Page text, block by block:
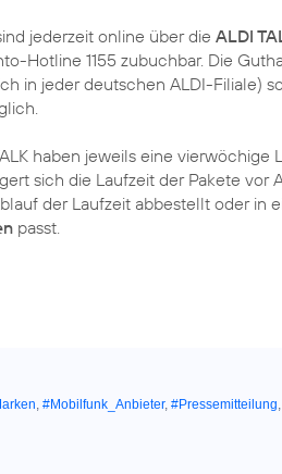
jederzeit online über die ALDI
Hotline 1155 zubuchbar. Die
in jeder deutschen ALDI-Filiale)
haben jeweils eine
sich die Laufzeit der Pakete
der Laufzeit abbestellt oder
passt.
, #Mobilfunk_Anbieter, #Pressemitteilung,